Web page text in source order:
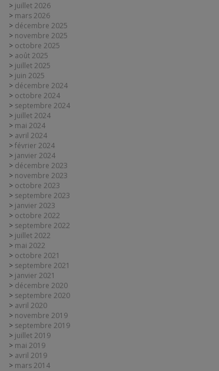
juillet 2026
mars 2026
décembre 2025
novembre 2025
octobre 2025
août 2025
juillet 2025
juin 2025
décembre 2024
octobre 2024
septembre 2024
juillet 2024
mai 2024
avril 2024
février 2024
janvier 2024
décembre 2023
novembre 2023
octobre 2023
septembre 2023
janvier 2023
octobre 2022
septembre 2022
juillet 2022
mai 2022
octobre 2021
septembre 2021
janvier 2021
décembre 2020
septembre 2020
avril 2020
novembre 2019
septembre 2019
juillet 2019
mai 2019
avril 2019
mars 2014